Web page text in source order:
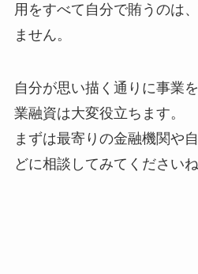
用をすべて自分で賄うのは
ません。
自分が思い描く通りに事業
業融資は大変役立ちます。
まずは最寄りの金融機関や
どに相談してみてくださいね